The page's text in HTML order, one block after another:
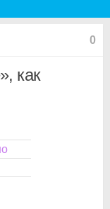
0
как